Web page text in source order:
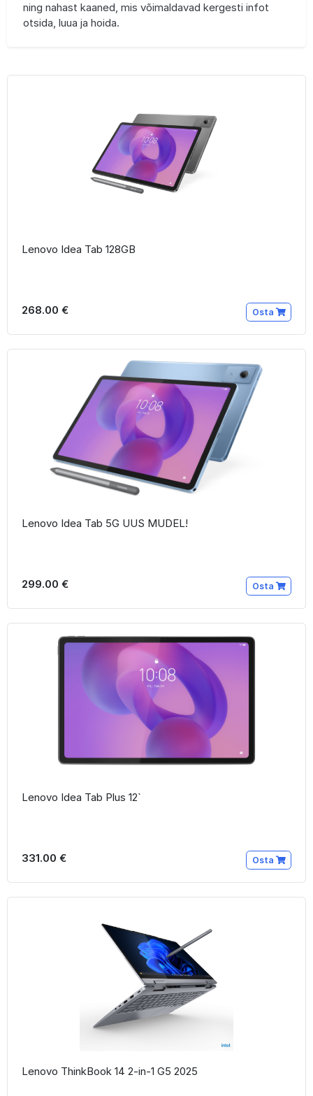
ning nahast kaaned, mis võimaldavad kergesti infot
otsida, luua ja hoida.
Lenovo Idea Tab 128GB
268.00 € Osta
Lenovo Idea Tab 5G UUS MUDEL!
299.00 € Osta
Lenovo Idea Tab Plus 12`
331.00 € Osta
Lenovo ThinkBook 14 2-in-1 G5 2025